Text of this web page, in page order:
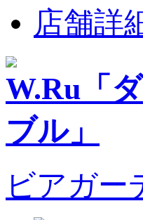
店舗詳
ビアガー